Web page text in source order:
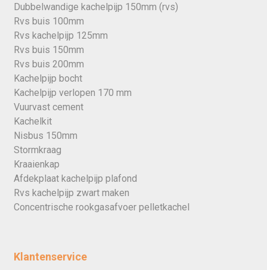
Dubbelwandige kachelpijp 150mm (rvs)
Rvs buis 100mm
Rvs kachelpijp 125mm
Rvs buis 150mm
Rvs buis 200mm
Kachelpijp bocht
Kachelpijp verlopen 170 mm
Vuurvast cement
Kachelkit
Nisbus 150mm
Stormkraag
Kraaienkap
Afdekplaat kachelpijp plafond
Rvs kachelpijp zwart maken
Concentrische rookgasafvoer pelletkachel
Klantenservice